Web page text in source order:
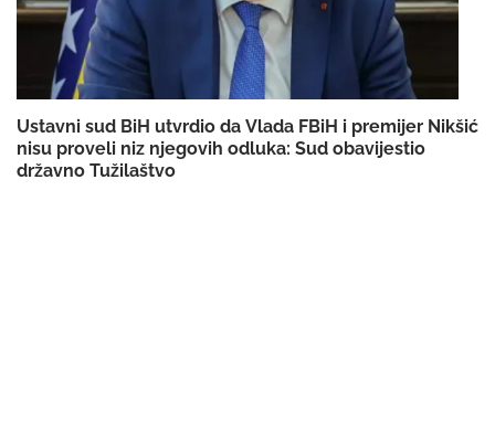
Ustavni sud BiH utvrdio da Vlada FBiH i premijer Nikšić
nisu proveli niz njegovih odluka: Sud obavijestio
državno Tužilaštvo